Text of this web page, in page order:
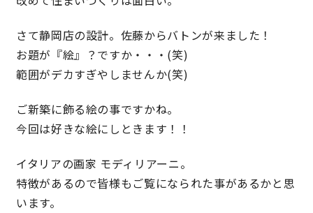
家具まで標準仕様の空間コーディネート
身体に優しい自然素材の家
耐震等級3 & 許容応力度計算 全棟標準
徹底したコストダウンの追求
頑丈で長持ちの外壁
2030年の省エネ基準住宅
さて静岡店の設計。佐藤からバトンが来ました！
お題が『絵』？ですか・・・(笑)
範囲がデカすぎやしませんか(笑)
ご新築に飾る絵の事ですかね。
今回は好きな絵にしときます！！
イタリアの画家 モディリアーニ。
特徴があるので皆様もご覧になられた事があるかと思
います。